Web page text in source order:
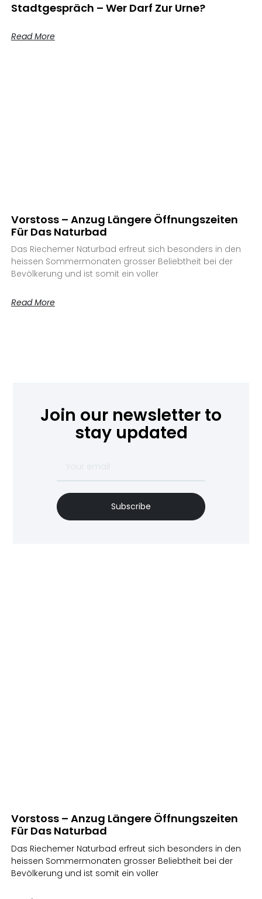
Stadtgespräch – Wer Darf Zur Urne?
Read More
Vorstoss – Anzug Längere Öffnungszeiten
Für Das Naturbad
Das Riechemer Naturbad erfreut sich besonders in den
heissen Sommermonaten grosser Beliebtheit bei der
Bevölkerung und ist somit ein voller
Read More
Join our newsletter to
stay updated
Subscribe
Vorstoss – Anzug Längere Öffnungszeiten
Für Das Naturbad
Das Riechemer Naturbad erfreut sich besonders in den
heissen Sommermonaten grosser Beliebtheit bei der
Bevölkerung und ist somit ein voller